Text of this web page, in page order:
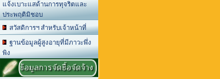
แจ้งเบาะแสด้านการทุจริตและ
ประพฤติมิชอบ
สวัสดิการฯ สำหรับเจ้าหน้าที่
ฐานข้อมูลผู้สูงอายุที่มีภาวะพึ่ง
พิง
ข้อมูลการจัดซื้อจัดจ้าง